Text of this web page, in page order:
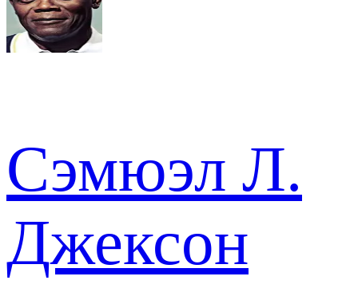
Сэмюэл Л.
Джексон